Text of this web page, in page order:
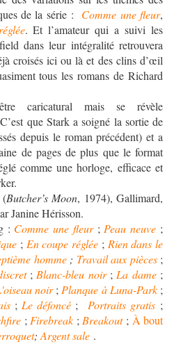
de la série :
Comme une fleur,
. Et l’amateur qui a suivi les
dans leur intégralité retrouvera
croisés ici ou là et des clins d’œil
tous les romans de Richard
caricatural mais se révèle
que Stark a soigné la sortie de
depuis le roman précédent) et a
de pages de plus que le format
comme une horloge, efficace et
Butcher’s Moon, 1974), Gallimard,
Janine Hérisson.
: Comme une fleur; Peau neuve ;
; En coupe réglée ; Rien dans le
homme ; Travail aux pièces;
; Blanc-bleu noir; La dame;
noir; Planque à Luna-Park;
; Le défoncé ; Portraits gratis;
; Firebreak ; Breakout; À bout
; Argent sale .